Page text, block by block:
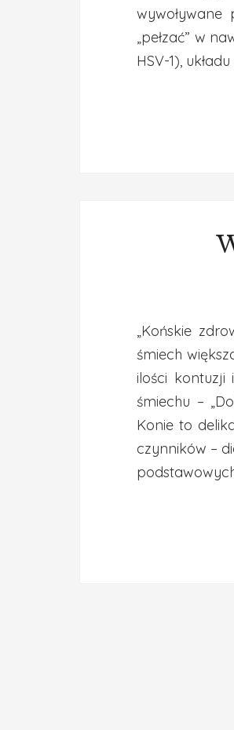
„pełzać” w
HSV-1),
„Końskie
śmiech
ilości
śmiechu –
Konie to
czynników –